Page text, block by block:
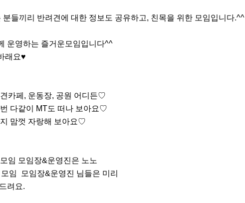
분들끼리 반려견에 대한 정보도 공유하고, 친목을 위한 모임입니다.^^
운영하는 즐거운모임입니다^^
카페, 운동장, 공원 어디든♡
다같이 MT도 떠나 보아요♡
맘껏 자랑해 보아요♡
임 모임장&운영진은 노노